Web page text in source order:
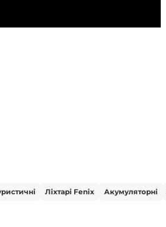
Ліхтарі Fenix Акумуляторні